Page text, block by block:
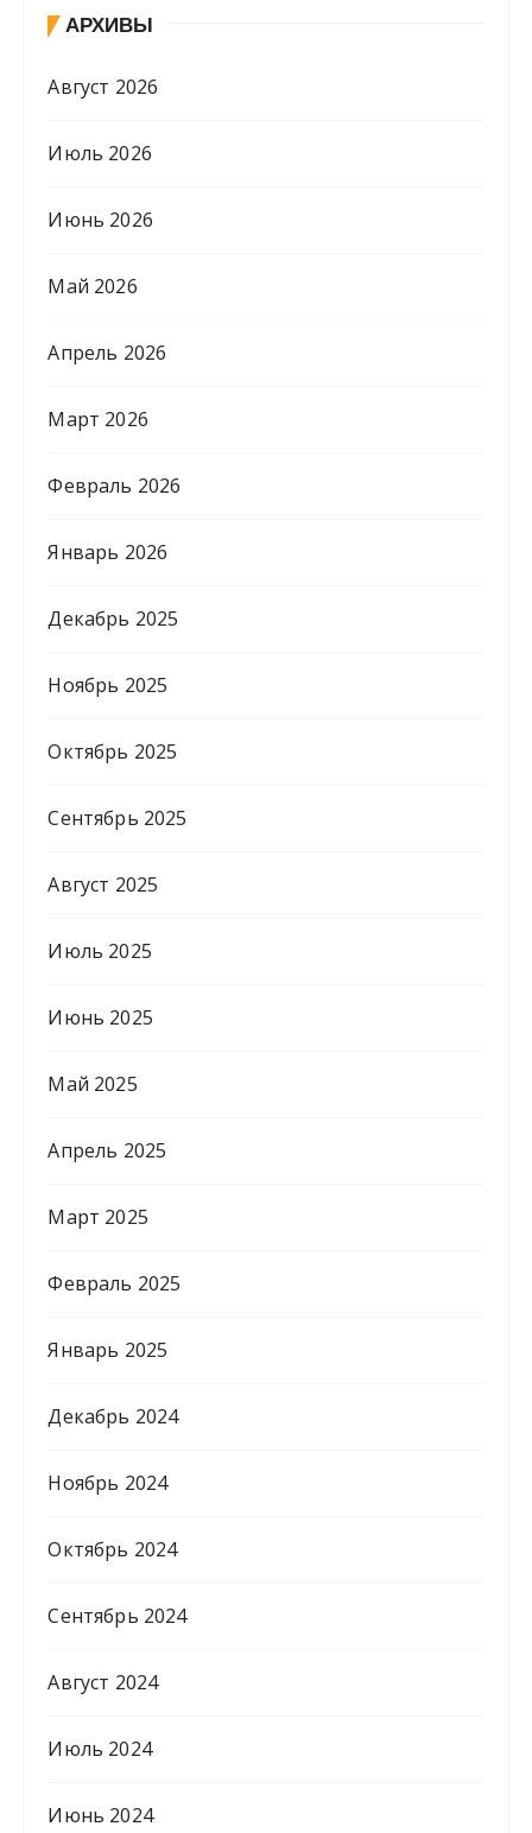
АРХИВЫ
Август 2026
Июль 2026
Июнь 2026
Май 2026
Апрель 2026
Март 2026
Февраль 2026
Январь 2026
Декабрь 2025
Ноябрь 2025
Октябрь 2025
Сентябрь 2025
Август 2025
Июль 2025
Июнь 2025
Май 2025
Апрель 2025
Март 2025
Февраль 2025
Январь 2025
Декабрь 2024
Ноябрь 2024
Октябрь 2024
Сентябрь 2024
Август 2024
Июль 2024
Июнь 2024